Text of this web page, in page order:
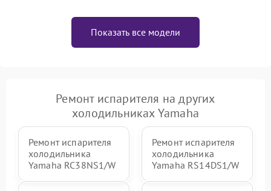
Показать все модели
Ремонт испарителя на других
холодильниках Yamaha
Ремонт испарителя
холодильника
Yamaha RC38NS1/W
Ремонт испарителя
холодильника
Yamaha RS14DS1/W